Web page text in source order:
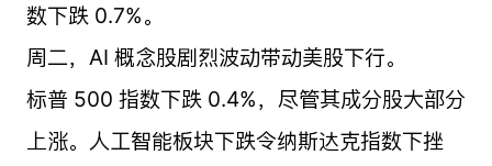
数下跌 0.7%。
周二，AI 概念股剧烈波动带动美股下行。
标普 500 指数下跌 0.4%，尽管其成分股大部分
上涨。人工智能板块下跌令纳斯达克指数下挫